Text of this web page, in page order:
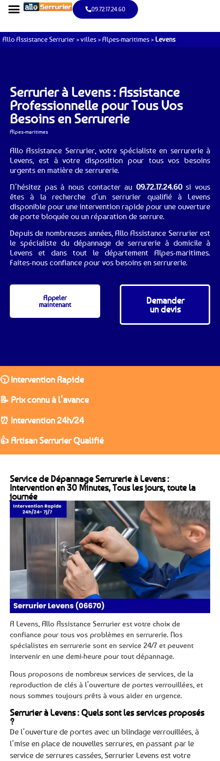
09.72.17.24.60
Allo Assistance Serrurier >villes >Alpes-maritimes > Levens
Serrurier à Levens : Assistance
Professionnelle pour Tous Vos
Besoins en Serrurerie
Alpes-maritimes
Allo Assistance Serrurier, votre spécialiste en serrurerie à
Levens, est à votre disposition pour tous vos besoins
urgents en matière de serrurerie.
N’hésitez pas à nous contacter au 09.72.17.24.60si vous
êtes à la recherche d’un serrurier qualifié à Levens
disponible pour une intervention rapide pour une ouverture
de porte bloquée ou un réparation de serrure.
Depuis de nombreuses années, Allo Assistance Serrurier est
le spécialiste du dépannage de serrurerie à domicile à
Levens et dans tout le département Alpes-maritimes.
Faites-nous confiance pour vos besoins en serrurerie.
Appeler
maintenant
Demander
un devis
🕥 Intervention Rapide
📝 Prix connu à l’avance
⏰ Intervention 24h/24
👍 Artisan Serrurier Qualifié
Service de Dépannage Serrurerie à Levens :
Intervention en 30 Minutes, Tous les jours, toute la
journée
A Levens, Allo Assistance Serrurier est votre choix de
confiance pour tous vos problèmes en serrurerie. Nos
spécialistes en serrurerie sont en service 24/7 et peuvent
intervenir en une demi-heure pour tout dépannage.
Nous proposons de nombreux services de services, de la
reproduction de clés à l’ouverture de portes verrouillées, et
nous sommes toujours prêts à vous aider en urgence.
Serrurier à Levens : Quels sont les services proposés
?
De l’ouverture de portes avec un blindage verrouillées, à
l’mise en place de nouvelles serrures, en passant par le
service de serrures cassées, Serrurier Levens est votre